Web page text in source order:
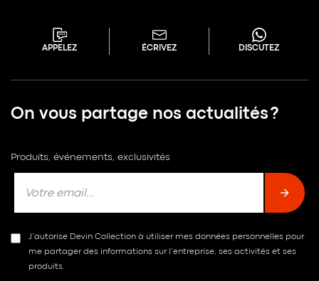
APPELEZ ÉCRIVEZ DISCUTEZ
On vous partage nos actualités ?
Produits, événements, exclusivités
J’autorise Devin Collection à utiliser mes données personnelles pour
me partager des informations sur l’entreprise, ses activités et ses
produits.